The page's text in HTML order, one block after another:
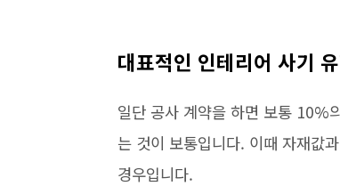
대표적인 인테리어 사기
일단 공사 계약을 하면 보통 10%
는 것이 보통입니다. 이때 자재값
경우입니다.